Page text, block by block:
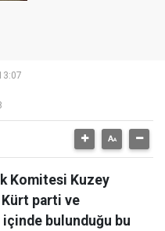
Komitesi Kuzey
parti ve
bulunduğu bu